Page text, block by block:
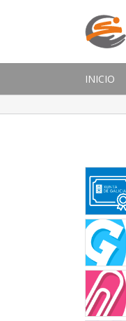
INICIO